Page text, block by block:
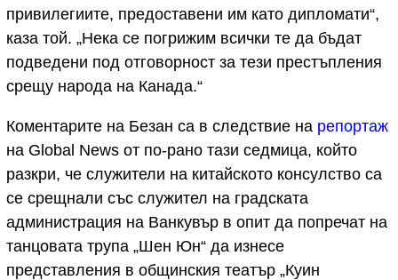
привилегиите, предоставени им като дипломати“,
каза той. „Нека се погрижим всички те да бъдат
подведени под отговорност за тези престъпления
срещу народа на Канада.“
Коментарите на Безан са в следствие на репортаж
на Global News от по-рано тази седмица, който
разкри, че служители на китайското консулство са
се срещнали със служител на градската
администрация на Ванкувър в опит да попречат на
танцовата трупа „Шен Юн“ да изнесе
представления в общинския театър „Куин